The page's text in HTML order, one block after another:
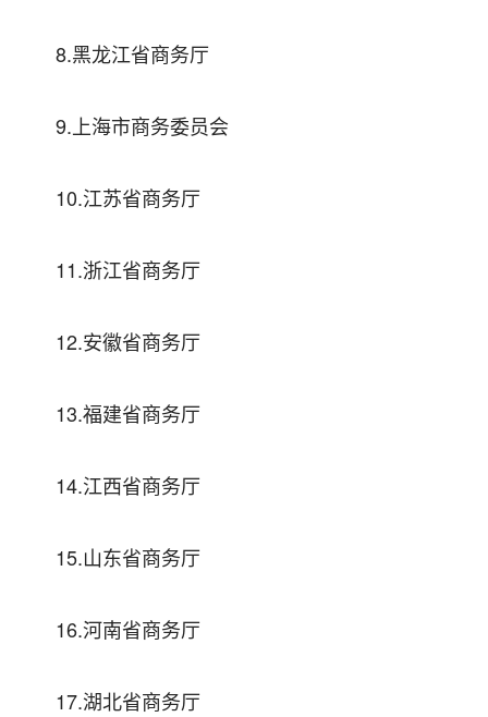
8.黑龙江省商务厅
9.上海市商务委员会
10.江苏省商务厅
11.浙江省商务厅
12.安徽省商务厅
13.福建省商务厅
14.江西省商务厅
15.山东省商务厅
16.河南省商务厅
17.湖北省商务厅